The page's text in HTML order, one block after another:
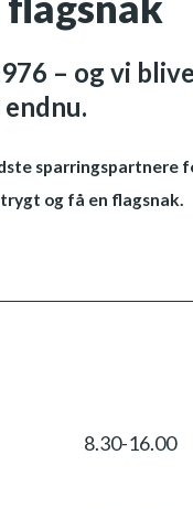
– og vi
sparringspartnere
og få en flagsnak.
8.30-16.00